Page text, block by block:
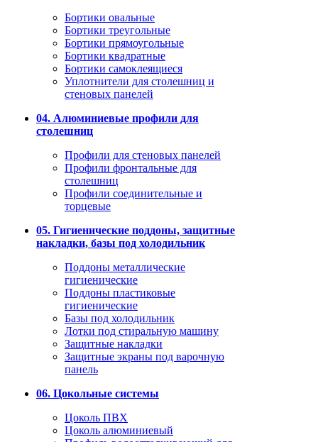
Бортики овальные
Бортики треугольные
Бортики прямоугольные
Бортики квадратные
Бортики самоклеящиеся
Уплотнители для столешниц и
стеновых панелей
04. Алюминиевые профили для
столешниц
Профили для стеновых панелей
Профили фронтальные для
столешниц
Профили соединительные и
торцевые
05. Гигиенические поддоны, защитные
накладки, базы под холодильник
Поддоны металлические
гигиенические
Поддоны пластиковые
гигиенические
Базы под холодильник
Лотки под стиральную машину
Защитные накладки
Защитные экраны под варочную
панель
06. Цокольные системы
Цоколь ПВХ
Цоколь алюминиевый